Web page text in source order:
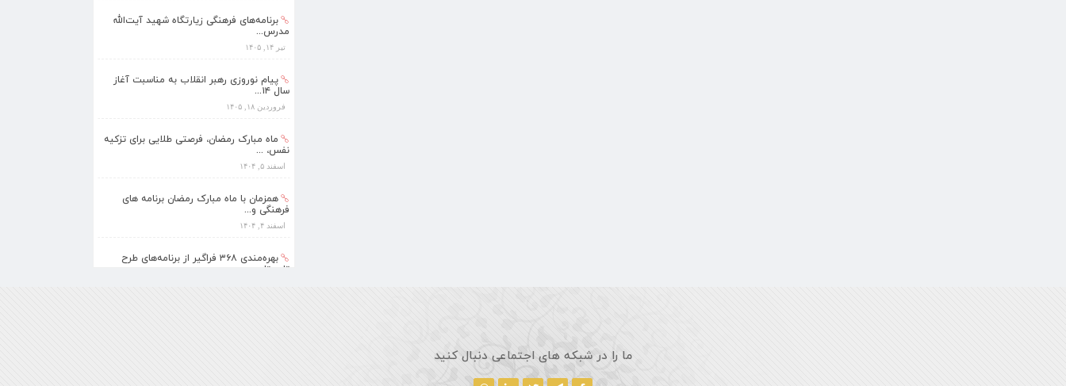
پیام نوروزی رهبر انقلاب به مناسبت آغاز
سال ۱۴...
ماه مبارک رمضان، فرصتی طلایی برای تزکیه
نفس، ...
همزمان با ماه مبارک رمضان برنامه های
فرهنگی و...
بهره‌مندی ۳۶۸ فراگیر از برنامه‌های طرح
تابستا...
برنامه‌های فرهنگی زیارتگاه شهید آیت‌الله
ما را در شبکه های اجتماعی دنبال کنید